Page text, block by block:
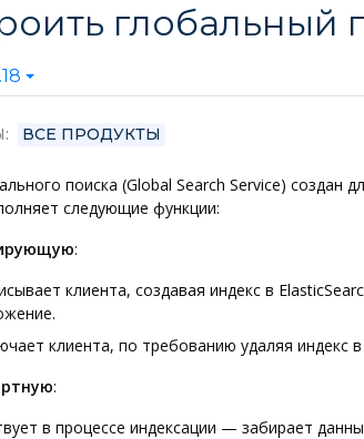
глобальный
ВСЕ ПРОДУКТЫ
поиска (Global Search Service) создан
следующие функции:
:
клиента, создавая индекс в
клиента, по требованию удаляя индекс в
:
в процессе индексации — забирает